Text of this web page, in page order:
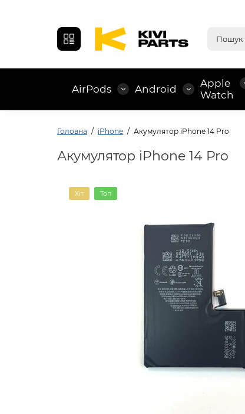
AirPods Android
Apple
Watch
Головна iPhone Акумулятор iPhone 14 Pro
Акумулятор iPhone 14 Pro
Хіт Топ